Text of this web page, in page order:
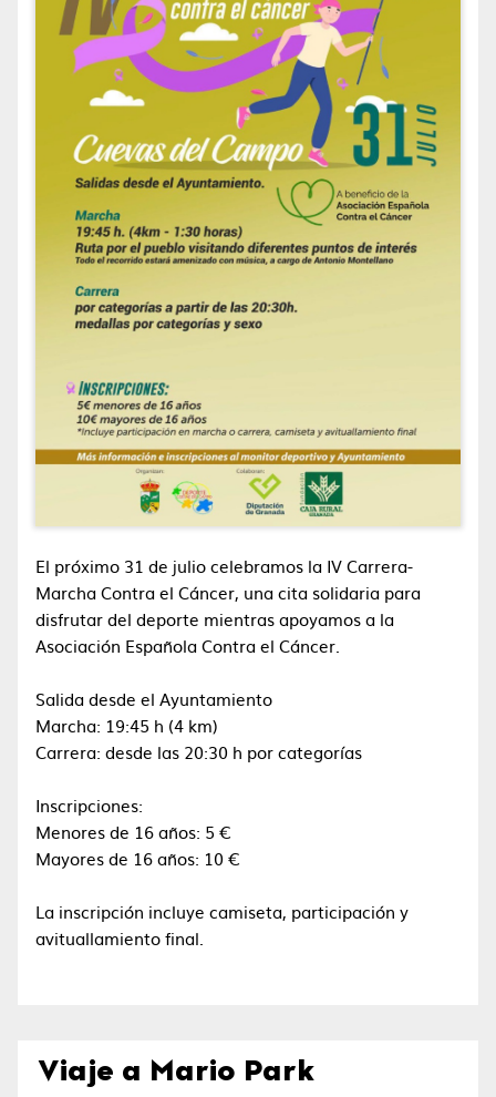
El próximo 31 de julio celebramos la IV Carrera-
Marcha Contra el Cáncer, una cita solidaria para
disfrutar del deporte mientras apoyamos a la
Asociación Española Contra el Cáncer.
Salida desde el Ayuntamiento
Marcha: 19:45 h (4 km)
Carrera: desde las 20:30 h por categorías
Inscripciones:
Menores de 16 años: 5 €
Mayores de 16 años: 10 €
La inscripción incluye camiseta, participación y
avituallamiento final.
Viaje a Mario Park